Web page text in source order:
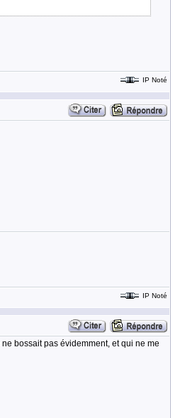
IP Noté
IP Noté
bossait pas évidemment, et qui ne me